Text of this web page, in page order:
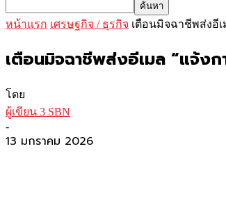
หน้าแรก เศรษฐกิจ / ธุรกิจ เตือนมิจฉาชีพส่งอี
เตือนมิจฉาชีพส่งอีเมล “แจ้ง
โดย
ผู้เขียน 3 SBN
-
13 มกราคม 2026